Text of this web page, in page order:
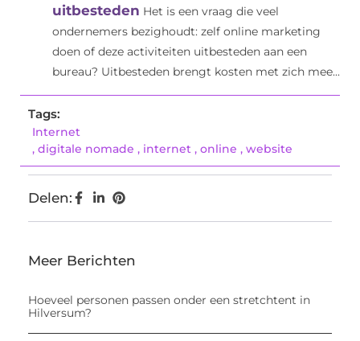
uitbesteden Het is een vraag die veel
ondernemers bezighoudt: zelf online marketing
doen of deze activiteiten uitbesteden aan een
bureau? Uitbesteden brengt kosten met zich mee...
Tags:
Internet
, digitale nomade , internet , online , website
Delen:
Meer Berichten
Hoeveel personen passen onder een stretchtent in
Hilversum?